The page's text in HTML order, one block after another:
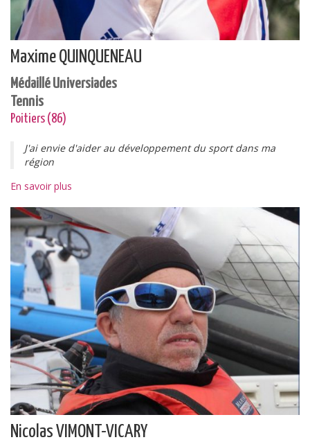
Maxime QUINQUENEAU
Médaillé Universiades
Tennis
Poitiers (86)
J'ai envie d'aider au développement du sport dans ma
région
En savoir plus
Nicolas VIMONT-VICARY